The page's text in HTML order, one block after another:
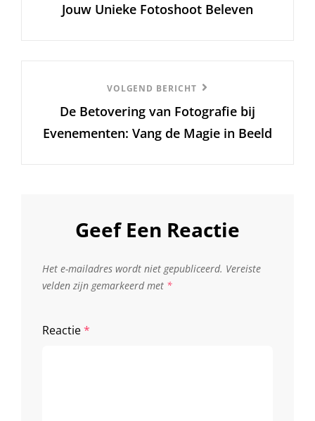
Jouw Unieke Fotoshoot Beleven
Bericht
VOLGEND BERICHT
De Betovering van Fotografie bij
Evenementen: Vang de Magie in Beeld
Geef Een Reactie
Het e-mailadres wordt niet gepubliceerd. Vereiste
velden zijn gemarkeerd met *
Reactie*